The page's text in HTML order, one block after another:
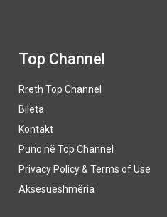
Top Channel
Rreth Top Channel
Bileta
Kontakt
Puno në Top Channel
Privacy Policy & Terms of Use
Aksesueshmëria